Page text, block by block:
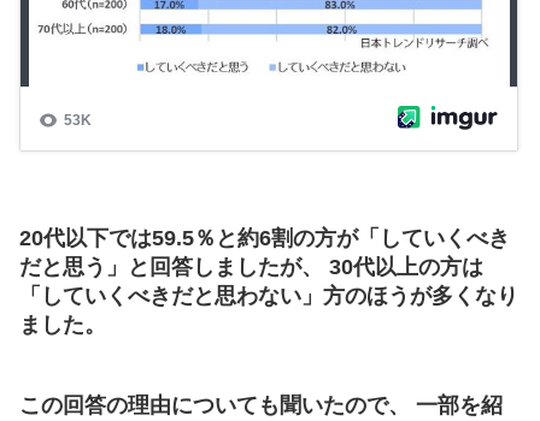
20代以下では59.5％と約6割の方が「していくべき
だと思う」と回答しましたが、 30代以上の方は
「していくべきだと思わない」方のほうが多くなり
ました。
この回答の理由についても聞いたので、 一部を紹